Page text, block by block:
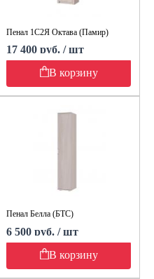
Пенал 1С2Я Октава (Памир)
17 400 руб. / шт
В корзину
Пенал Белла (БТС)
6 500 руб. / шт
В корзину